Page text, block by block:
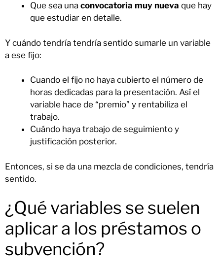
Que sea una convocatoria muy nueva que hay
que estudiar en detalle.
Y cuándo tendría tendría sentido sumarle un variable
a ese fijo:
Cuando el fijo no haya cubierto el número de
horas dedicadas para la presentación. Así el
variable hace de “premio” y rentabiliza el
trabajo.
Cuándo haya trabajo de seguimiento y
justificación posterior.
Entonces, si se da una mezcla de condiciones, tendría
sentido.
¿Qué variables se suelen
aplicar a los préstamos o
subvención?